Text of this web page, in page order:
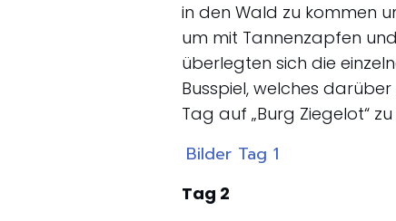
in den Wald zu kommen
um mit Tannenzapfen
überlegten sich die
Busspiel, welches
Tag auf „Burg Ziegelot“ zu
Bilder Tag 1
Tag 2